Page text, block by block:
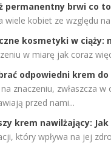
permanentny brwi co
wiele kobiet ze względu
kosmetyki w ciąży:
w miarę jak coraz
odpowiedni krem
znaczeniu, zwłaszcza
przed nami...
krem nawilżający:
który wpływa na jej